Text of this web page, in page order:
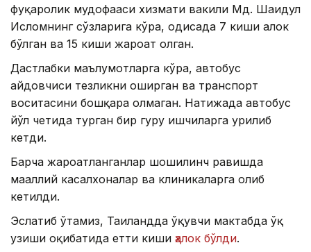
фуқаролик мудофааси хизмати вакили Мд. Шаҳидул
Исломнинг сўзларига кўра, ҳодисада 7 киши ҳалок
бўлган ва 15 киши жароҳат олган.
Дастлабки маълумотларга кўра, автобус
ҳайдовчиси тезликни оширган ва транспорт
воситасини бошқара олмаган. Натижада автобус
йўл четида турган бир гуруҳ ишчиларга урилиб
кетди.
Барча жароҳатланганлар шошилинч равишда
маҳаллий касалхоналар ва клиникаларга олиб
кетилди.
Эслатиб ўтамиз, Таиландда ўқувчи мактабда ўқ
узиши оқибатида етти киши ҳалок бўлди.